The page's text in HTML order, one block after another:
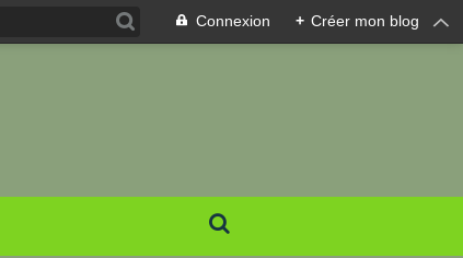
Connexion + Créer mon blog